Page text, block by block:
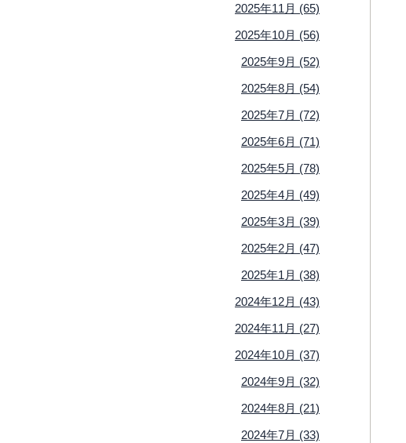
2025年11月 (65)
2025年10月 (56)
2025年9月 (52)
2025年8月 (54)
2025年7月 (72)
2025年6月 (71)
2025年5月 (78)
2025年4月 (49)
2025年3月 (39)
2025年2月 (47)
2025年1月 (38)
2024年12月 (43)
2024年11月 (27)
2024年10月 (37)
2024年9月 (32)
2024年8月 (21)
2024年7月 (33)